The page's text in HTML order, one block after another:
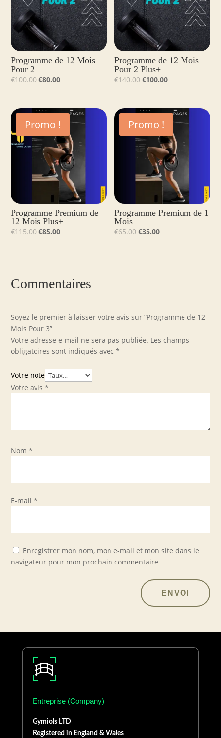
Programme de 12 Mois
Pour 2
€100.00Le
était :
€100.00.
€80.00Le
est :
€80.00.
Programme de 12 Mois
Pour 2 Plus+
€140.00 Le
était :
€140.00.
€100.00Le
est :
€100.00.
Promo !
Programme Premium de
12 Mois Plus+
€115.00Le
€85.00Le
€85.00.
Promo !
Programme Premium de 1
Mois
€65.00 Le
€35.00Le
Commentaires
Soyez le premier à laisser votre avis sur “Programme de 12
Mois Pour 3”
Votre adresse e-mail ne sera pas publiée. Les champs
obligatoires sont indiqués avec*
Votre note
Votre avis*
Nom*
E-mail*
Enregistrer mon nom, mon e-mail et mon site dans le
navigateur pour mon prochain commentaire.
ENVOI
Entreprise (Company)
Gymiols LTD
Registered in England & Wales